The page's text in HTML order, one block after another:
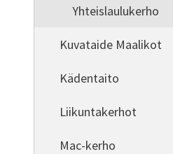
Yhteislaulukerho
Kuvataide Maalikot
Kädentaito
Liikuntakerhot
Mac-kerho